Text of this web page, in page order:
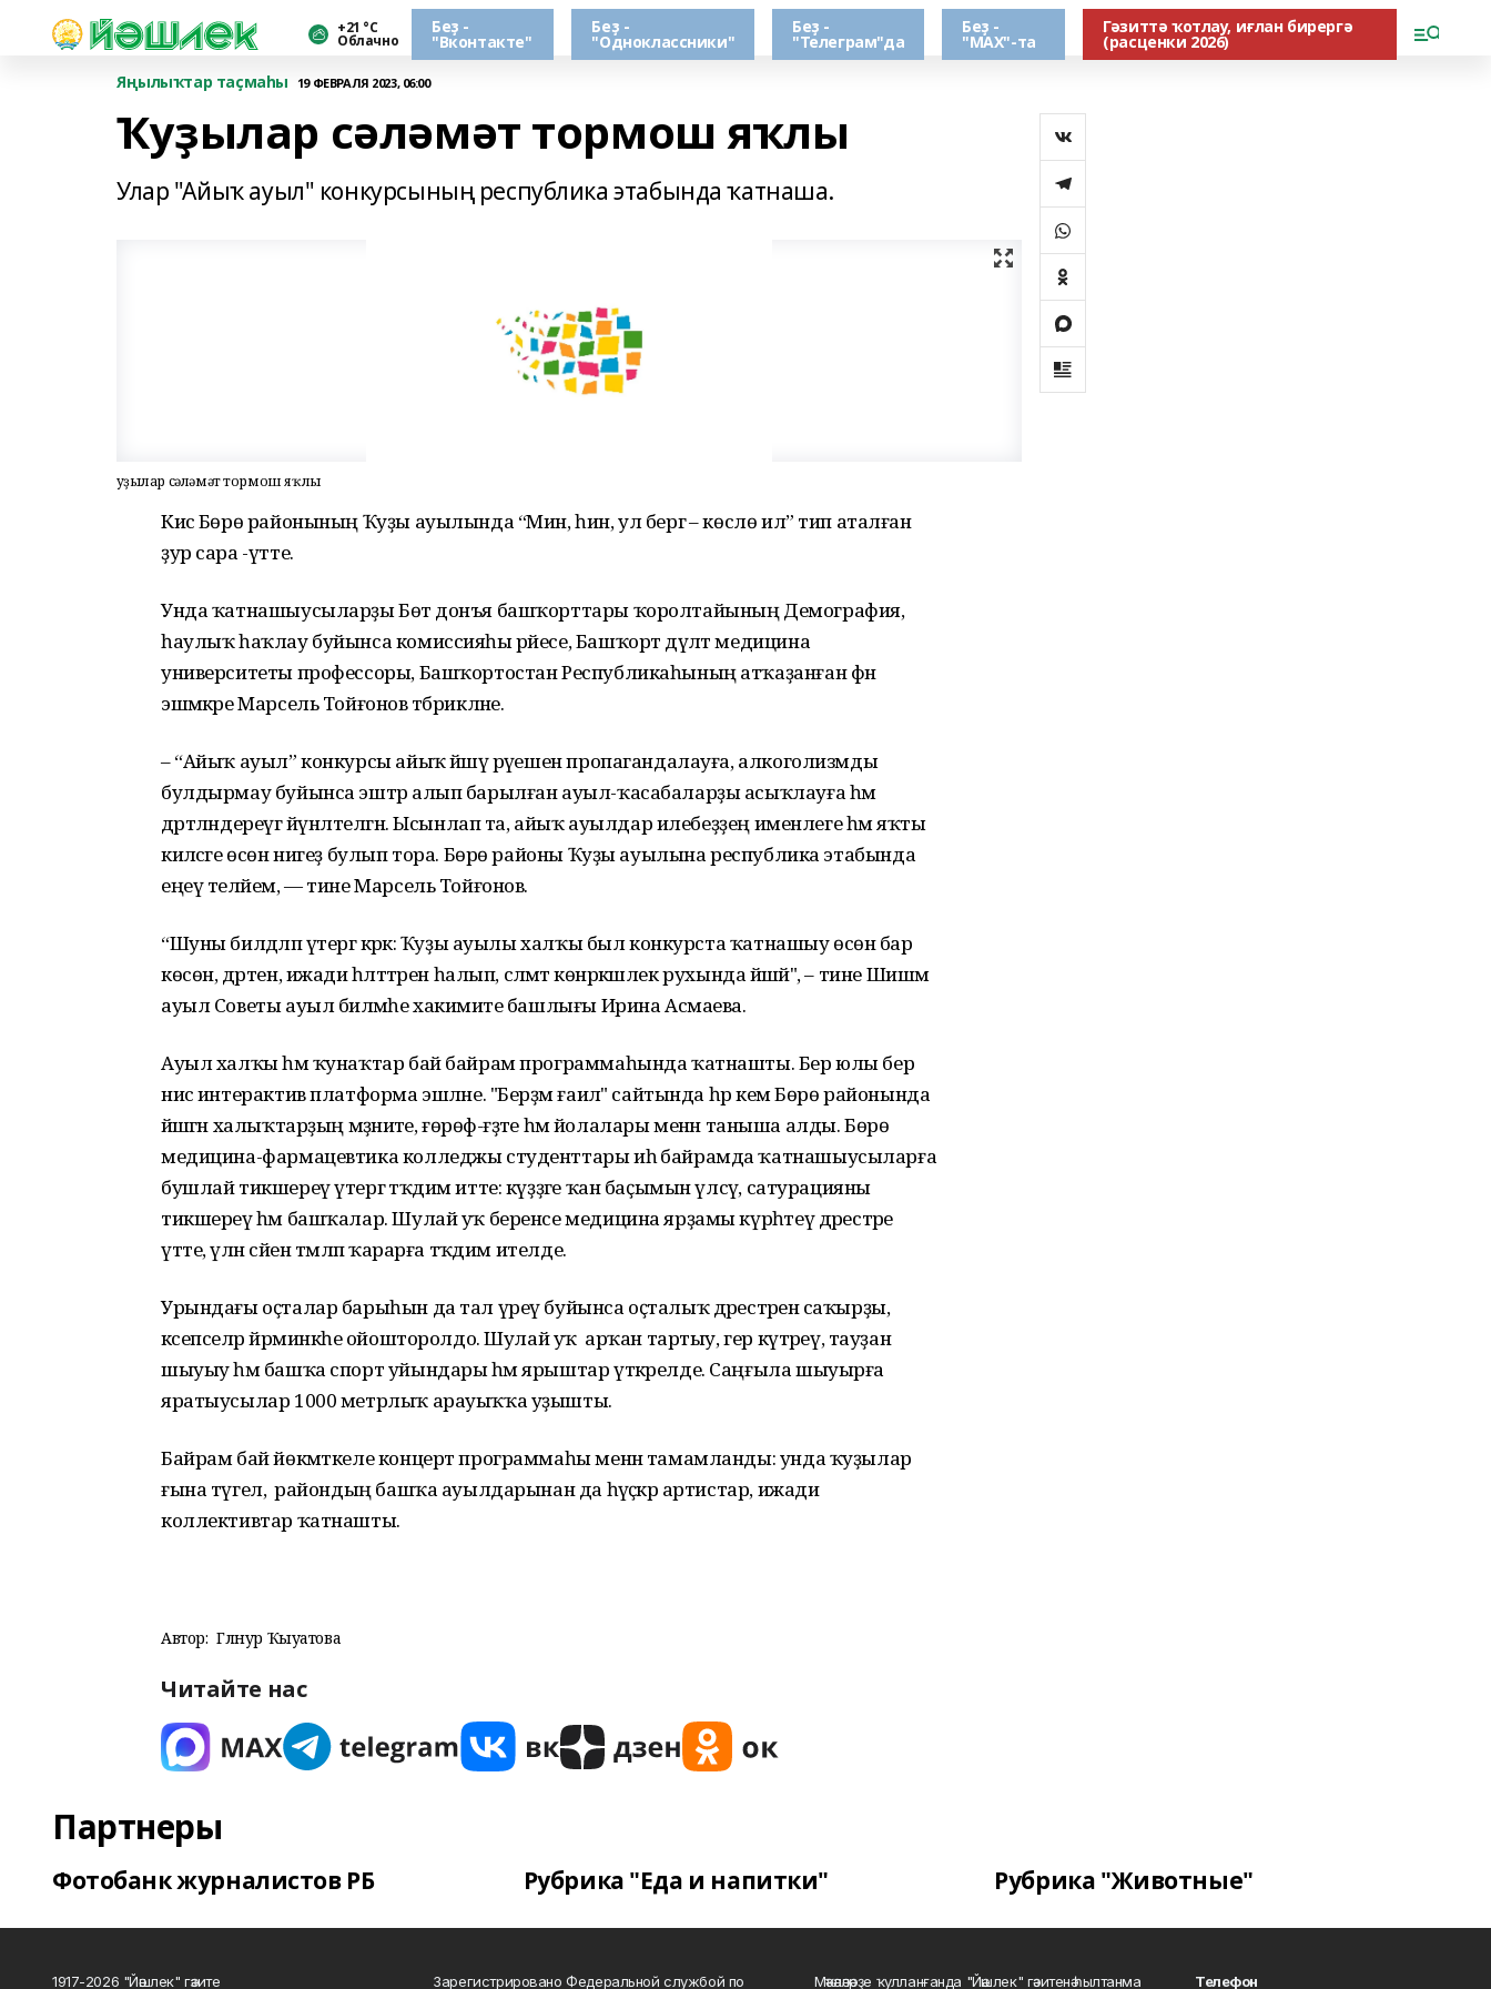
+21 °С
Облачно
Беҙ -
"Вконтакте"
Беҙ -
"Одноклассники"
Беҙ -
"Телеграм"да
Беҙ -
"МАХ"-та
Гәзиттә ҡотлау, иғлан бирергә
(расценки 2026)
Яңылыҡтар таҫмаһы
19 ФЕВРАЛЯ 2023, 06:00
Ҡуҙылар сәләмәт тормош яҡлы
Улар "Айыҡ ауыл" конкурсының республика этабында ҡатнаша.
Ҡуҙылар сәләмәт тормош яҡлы
Кисә Бөрө районының Ҡуҙы ауылында “Мин, һин, ул бергә – көслө ил” тип аталған
ҙур сара -үтте.
Унда ҡатнашыусыларҙы Бөтә донъя башҡорттары ҡоролтайының Демография,
һаулыҡ һаҡлау буйынса комиссияһы рәйесе, Башҡорт дәүләт медицина
университеты профессоры, Башҡортостан Республикаһының атҡаҙанған фән
эшмәкәре Марсель Тойғонов тәбрикләне.
– “Айыҡ ауыл” конкурсы айыҡ йәшәү рәүешен пропагандалауға, алкоголизмды
булдырмау буйынса эштәр алып барылған ауыл-ҡасабаларҙы асыҡлауға һәм
дәртләндереүгә йүнәлтелгән. Ысынлап та, айыҡ ауылдар илебеҙҙең именлеге һәм яҡты
киләсәге өсөн нигеҙ булып тора. Бөрө районы Ҡуҙы ауылына республика этабында
еңеү теләйем, — тине Марсель Тойғонов.
“Шуны билдәләп үтергә кәрәк: Ҡуҙы ауылы халҡы был конкурста ҡатнашыу өсөн бар
көсөн, дәртен, ижади һәләттәрен һалып, сәләмәт көнәркәшлек рухында йәшәй", – тине Шишмә
ауыл Советы ауыл биләмәһе хакимиәте башлығы Ирина Асмаева.
Ауыл халҡы һәм ҡунаҡтар бай байрам программаһында ҡатнашты. Бер юлы бер
нисә интерактив платформа эшләне. "Берҙәм ғаилә" сайтында һәр кем Бөрө районында
йәшәгән халыҡтарҙың мәҙәниәте, ғөрөф-ғәҙәте һәм йолалары менән таныша алды. Бөрө
медицина-фармацевтика колледжы студенттары иһә байрамда ҡатнашыусыларға
бушлай тикшереү үтергә тәҡдим итте: күҙҙәге ҡан баҫымын үлсәү, сатурацияны
тикшереү һәм башҡалар. Шулай уҡ беренсе медицина ярҙамы күрһәтеү дәрестәре
үтте, үлән сәйен тәмләп ҡарарға тәҡдим ителде.
Урындағы оҫталар барыһын да тал үреү буйынса оҫталыҡ дәрестәренә саҡырҙы,
кәсепселәр йәрминкәһе ойошторолдо. Шулай уҡ арҡан тартыу, гер күтәреү, тауҙан
шыуыу һәм башҡа спорт уйындары һәм ярыштар үткәрелде. Саңғыла шыуырға
яратыусылар 1000 метрлыҡ арауыҡҡа уҙышты.
Байрам бай йөкмәткеле концерт программаһы менән тамамланды: унда ҡуҙылар
ғына түгел, ә райондың башҡа ауылдарынан да һәүәҫкәр артистар, ижади
коллективтар ҡатнашты.
Автор: Гөлнур Ҡыуатова
Читайте нас
Партнеры
Фотобанк журналистов РБ Рубрика "Еда и напитки" Рубрика "Животные"
1917-2026 "Йәшлек" гәзите Зарегистрировано Федеральной службой по Мәҡәләләрҙе ҡулланғанда "Йәшлек" гәзитенә һылтанма Телефон